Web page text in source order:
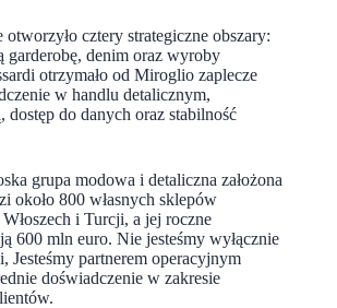
cztery strategiczne obszary:
garderobę, denim oraz wyroby
otrzymało od Miroglio zaplecze
w handlu detalicznym,
do danych oraz stabilność
grupa modowa i detaliczna założona
około 800 własnych sklepów
i Turcji, a jej roczne
600 mln euro. Nie jesteśmy wyłącznie
Jesteśmy partnerem operacyjnym
doświadczenie w zakresie